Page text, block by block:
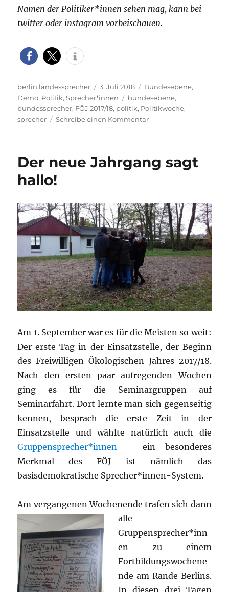
Namen der Politiker*innen sehen mag, kann bei
twitter oder instagram vorbeischauen.
Autor
berlin.landessprecher
Veröffentlicht
am
3. Juli 2018 Kategorien
Bundesebene,
Demo, Politik,Sprecher*innen Schlagwörter
bundesebene,
bundessprecher, FÖJ 2017/18, politik, Politikwoche,
sprecher
Schreibe einen Kommentarzu
intensiv
Der neue Jahrgang sagt
hallo!
Am 1. September war es für die Meisten so weit:
Der erste Tag in der Einsatzstelle, der Beginn
des Freiwilligen Ökologischen Jahres 2017/18.
Nach den ersten paar aufregenden Wochen
ging es für die Seminargruppen auf
Seminarfahrt. Dort lernte man sich gegenseitig
kennen, besprach die erste Zeit in der
Einsatzstelle und wählte natürlich auch die
Gruppensprecher*innen – ein besonderes
Merkmal des FÖJ ist nämlich das
basisdemokratische Sprecher*innen-System.
Am vergangenen Wochenende trafen sich dann
alle
Gruppensprecher*inn
en zu einem
Fortbildungswochene
nde am Rande Berlins.